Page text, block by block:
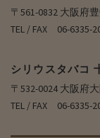
〒561-0832 大阪府
TEL / FAX 06-6335-
シリウスタバコ
〒532-0024 大阪府
TEL / FAX 06-6335-